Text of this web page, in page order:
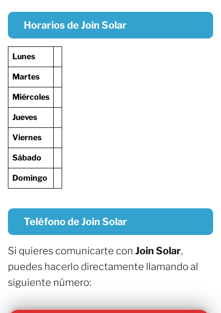
Horarios de Join Solar
Lunes
Martes
Miércoles
Jueves
Viernes
Sábado
Domingo
Teléfono de Join Solar
Si quieres comunicarte con Join Solar,
puedes hacerlo directamente llamando al
siguiente número: